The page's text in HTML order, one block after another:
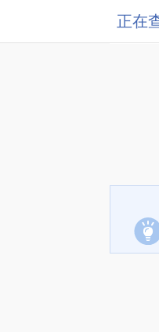
正在